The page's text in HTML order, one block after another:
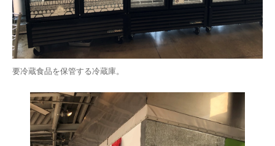
要冷蔵食品を保管する冷蔵庫。